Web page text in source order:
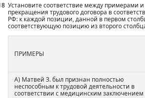
Установите соответствие между примерами
прекращения трудового договора в
РФ: к каждой позиции, данной в первом
соответствующую позицию из второго
ПРИМЕРЫ
А) Матвей З. был признан полностью
неспособным к трудовой деятельности в
соответствии с медицинским заключением